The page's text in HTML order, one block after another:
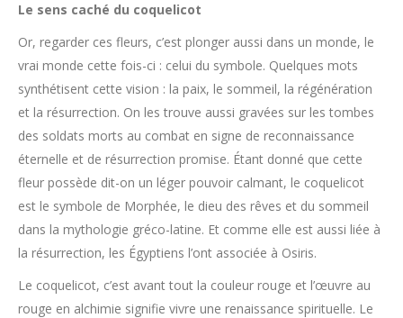
Le sens caché du coquelicot
Or, regarder ces fleurs, c’est plonger aussi dans un monde, le
vrai monde cette fois-ci : celui du symbole. Quelques mots
synthétisent cette vision : la paix, le sommeil, la régénération
et la résurrection. On les trouve aussi gravées sur les tombes
des soldats morts au combat en signe de reconnaissance
éternelle et de résurrection promise. Étant donné que cette
fleur possède dit-on un léger pouvoir calmant, le coquelicot
est le symbole de Morphée, le dieu des rêves et du sommeil
dans la mythologie gréco-latine. Et comme elle est aussi liée à
la résurrection, les Égyptiens l’ont associée à Osiris.
Le coquelicot, c’est avant tout la couleur rouge et l’œuvre au
rouge en alchimie signifie vivre une renaissance spirituelle. Le